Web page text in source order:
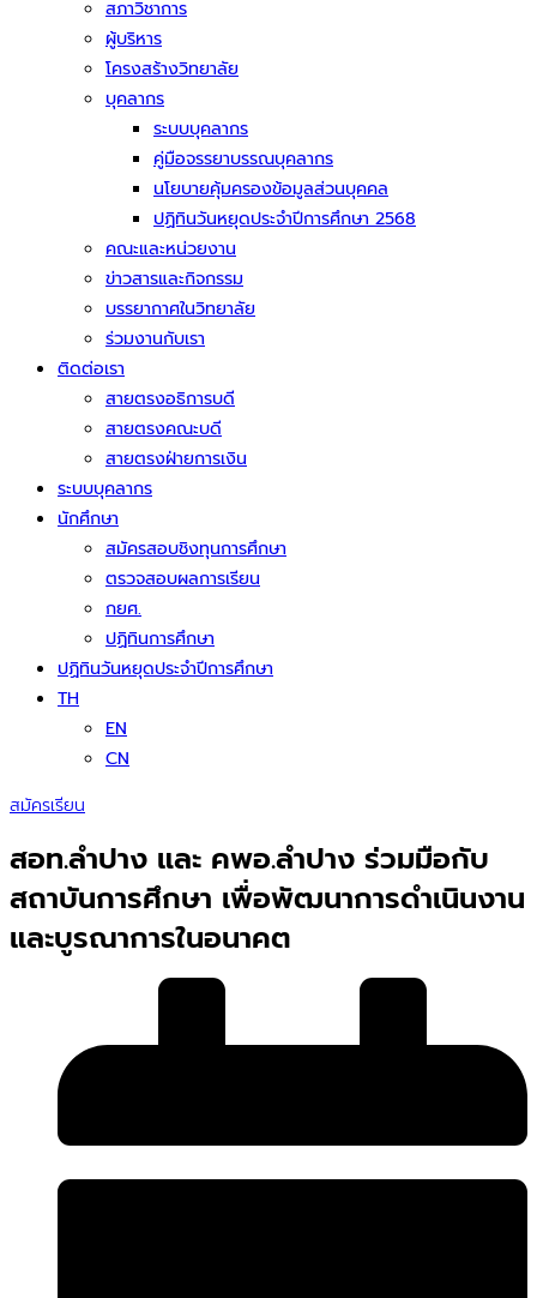
สภาวิชาการ
ผู้บริหาร
โครงสร้างวิทยาลัย
บุคลากร
ระบบบุคลากร
คู่มือจรรยาบรรณบุคลากร
นโยบายคุ้มครองข้อมูลส่วนบุคคล
ปฏิทินวันหยุดประจำปีการศึกษา 2568
คณะและหน่วยงาน
ข่าวสารและกิจกรรม
บรรยากาศในวิทยาลัย
ร่วมงานกับเรา
ติดต่อเรา
สายตรงอธิการบดี
สายตรงคณะบดี
สายตรงฝ่ายการเงิน
ระบบบุคลากร
นักศึกษา
สมัครสอบชิงทุนการศึกษา
ตรวจสอบผลการเรียน
กยศ.
ปฏิทินการศึกษา
ปฏิทินวันหยุดประจำปีการศึกษา
TH
EN
CN
สมัครเรียน
สอท.ลำปาง และ คพอ.ลำปาง ร่วมมือกับ
สถาบันการศึกษา เพื่อพัฒนาการดำเนินงาน
และบูรณาการในอนาคต